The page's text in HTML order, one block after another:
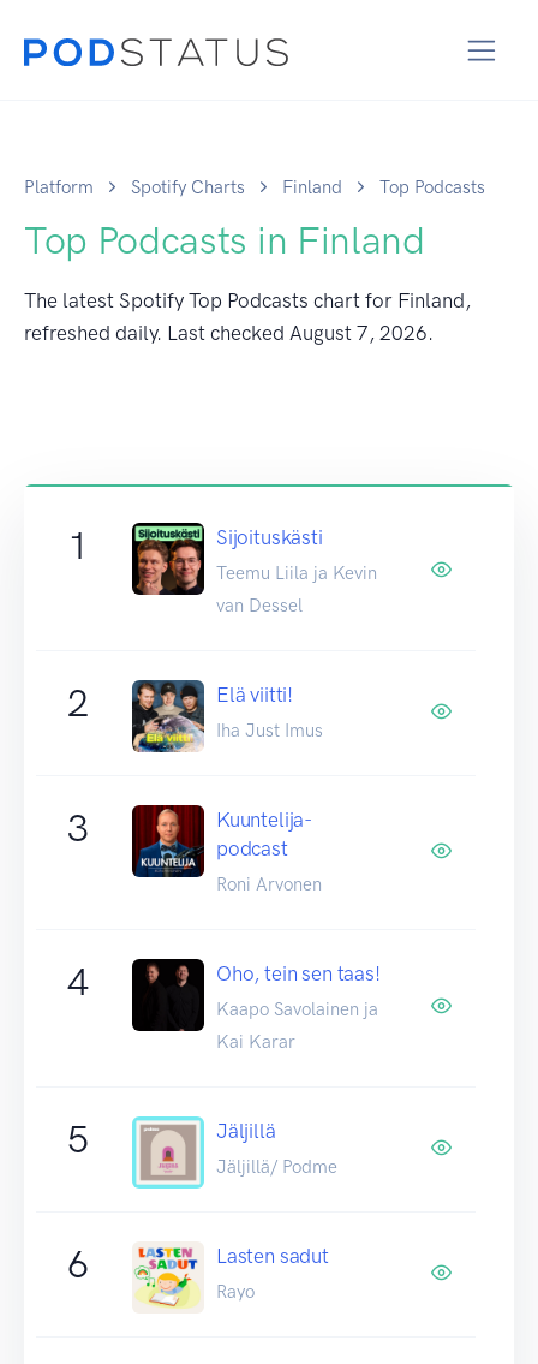
Platform Spotify Charts Finland Top Podcasts
Top Podcasts in Finland
The latest Spotify Top Podcasts chart for Finland,
refreshed daily. Last checked August 7, 2026.
1 Sijoituskästi
Teemu Liila ja Kevin
van Dessel
2 Elä viitti!
Iha Just Imus
3
Kuuntelija-
podcast
Roni Arvonen
4 Oho, tein sen taas!
Kaapo Savolainen ja
Kai Karar
5 Jäljillä
Jäljillä/ Podme
6 Lasten sadut
Rayo